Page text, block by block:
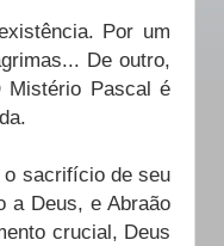
Por um
De outro,
Pascal é
o sacrifício de seu
a Deus, e Abraão
crucial, Deus